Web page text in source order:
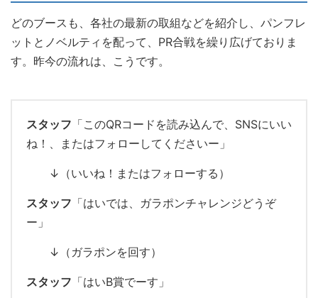
どのブースも、各社の最新の取組などを紹介し、パンフレ
ットとノベルティを配って、PR合戦を繰り広げておりま
す。昨今の流れは、こうです。
スタッフ 「このQRコードを読み込んで、SNSにいい
ね！、またはフォローしてくださいー」
↓（いいね！またはフォローする）
スタッフ 「はいでは、ガラポンチャレンジどうぞ
ー」
↓（ガラポンを回す）
スタッフ 「はいB賞でーす」